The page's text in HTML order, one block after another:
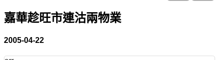
嘉華趁旺市連沽兩物業
2005-04-22